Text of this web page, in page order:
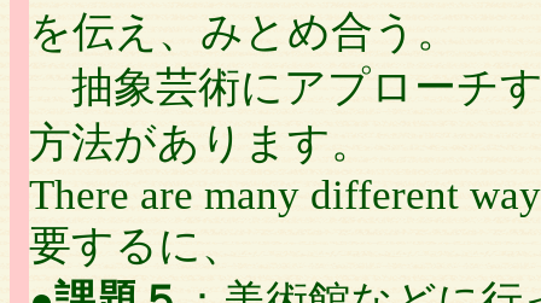
を伝え、みとめ合う。
抽象芸術にアプローチ
方法があります。
There are many different
要するに、